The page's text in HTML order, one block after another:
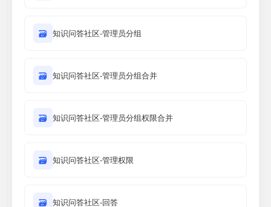
🗃 知识问答社区-管理员分组
🗃 知识问答社区-管理员分组合并
🗃 知识问答社区-管理员分组权限合并
🗃 知识问答社区-管理权限
🗃 知识问答社区-回答